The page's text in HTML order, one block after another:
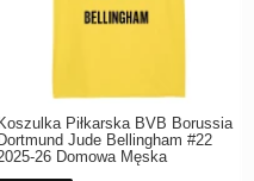
Koszulka Piłkarska BVB Borussia
Dortmund Jude Bellingham #22
26 Domowa Męska